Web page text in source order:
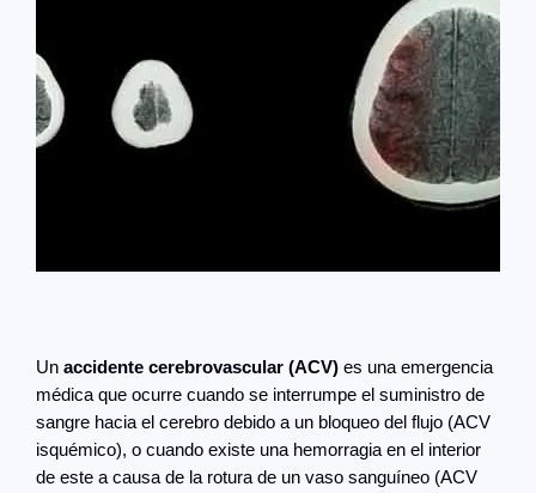
Unaccidente cerebrovascular (ACV) es una emergencia
médica que ocurre cuando se interrumpe el suministro de
sangre hacia el cerebro debido a un bloqueo del flujo (ACV
isquémico), o cuando existe una hemorragia en el interior
de este a causa de la rotura de un vaso sanguíneo (ACV